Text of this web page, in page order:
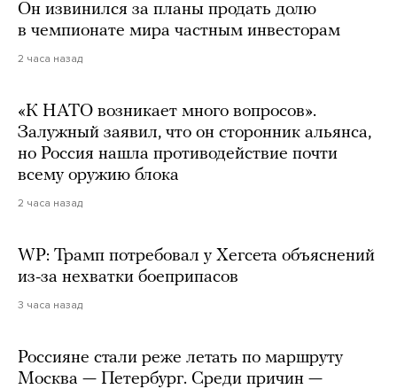
Он извинился за планы продать долю
в чемпионате мира частным инвесторам
2 часа назад
«К НАТО возникает много вопросов».
Залужный заявил, что он сторонник альянса,
но Россия нашла противодействие почти
всему оружию блока
2 часа назад
WP: Трамп потребовал у Хегсета объяснений
из-за нехватки боеприпасов
3 часа назад
Россияне стали реже летать по маршруту
Москва — Петербург. Среди причин —